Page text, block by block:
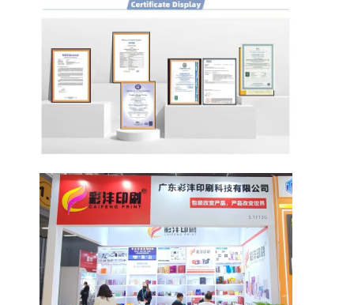
공장 투어
품질 관리
저희와 연락
포장 상자 인쇄
화장용 패키징 박스
전자 제품 포장 상자
종이 선물 가방